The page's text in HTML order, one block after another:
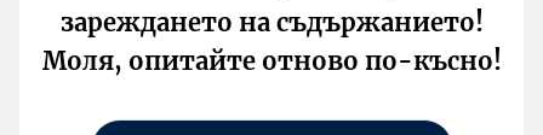
зареждането на съдържанието!
Моля, опитайте отново по-късно!